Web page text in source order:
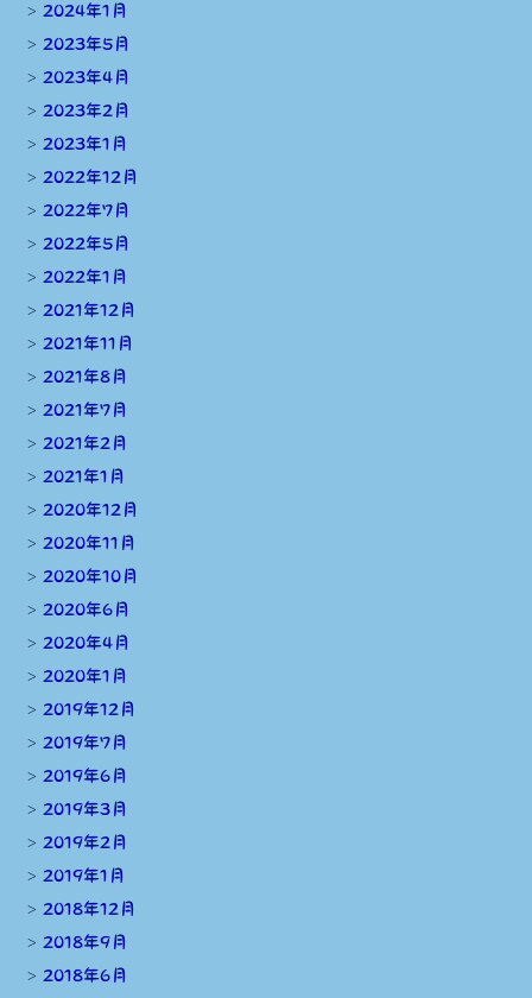
2024年1月
2023年5月
2023年4月
2023年2月
2023年1月
2022年12月
2022年7月
2022年5月
2022年1月
2021年12月
2021年11月
2021年8月
2021年7月
2021年2月
2021年1月
2020年12月
2020年11月
2020年10月
2020年6月
2020年4月
2020年1月
2019年12月
2019年7月
2019年6月
2019年3月
2019年2月
2019年1月
2018年12月
2018年9月
2018年6月